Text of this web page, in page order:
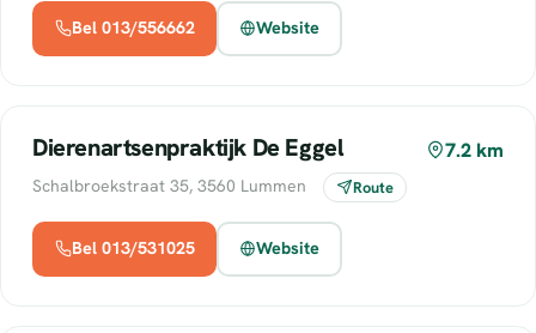
Bel 013/556662 Website
Dierenartsenpraktijk De Eggel 7.2 km
Schalbroekstraat 35, 3560 Lummen Route
Bel 013/531025 Website